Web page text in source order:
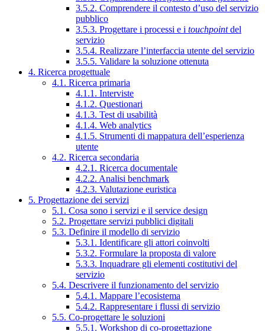
3.5.2. Comprendere il contesto d’uso del servizio
pubblico
3.5.3. Progettare i processi e i touchpointdel
servizio
3.5.4. Realizzare l’interfaccia utente del servizio
3.5.5. Validare la soluzione ottenuta
4. Ricerca progettuale
4.1. Ricerca primaria
4.1.1. Interviste
4.1.2. Questionari
4.1.3. Test di usabilità
4.1.4. Web analytics
4.1.5. Strumenti di mappatura dell’esperienza
utente
4.2. Ricerca secondaria
4.2.1. Ricerca documentale
4.2.2. Analisi benchmark
4.2.3. Valutazione euristica
5. Progettazione dei servizi
5.1. Cosa sono i servizi e il service design
5.2. Progettare servizi pubblici digitali
5.3. Definire il modello di servizio
5.3.1. Identificare gli attori coinvolti
5.3.2. Formulare la proposta di valore
5.3.3. Inquadrare gli elementi costitutivi del
servizio
5.4. Descrivere il funzionamento del servizio
5.4.1. Mappare l’ecosistema
5.4.2. Rappresentare i flussi di servizio
5.5. Co-progettare le soluzioni
5.5.1. Workshop di co-progettazione